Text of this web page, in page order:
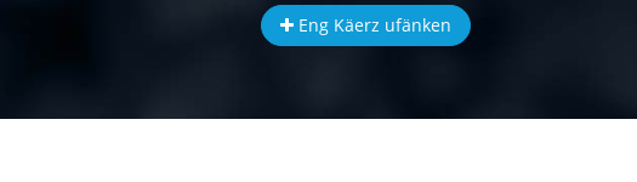
Eng Käerz ufänken